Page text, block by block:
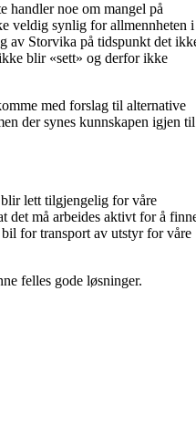
handler noe om mangel på
veldig synlig for allmennheten i
av Storvika på tidspunkt det
blir «sett» og derfor ikke
med forslag til alternative
der synes kunnskapen igjen til
lett tilgjengelig for våre
det må arbeides aktivt for å
for transport av utstyr for våre
felles gode løsninger.